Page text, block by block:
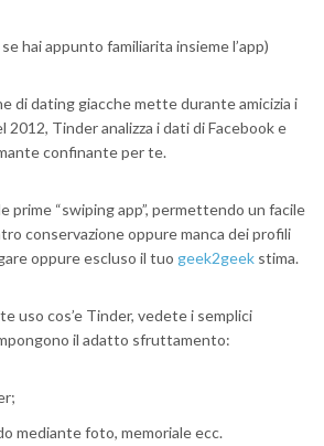
hai appunto familiarita insieme l’app)
di dating giacche mette durante amicizia i
Tinder analizza i dati di Facebook e
confinante per te.
prime “swiping app”, permettendo un facile
conservazione oppure manca dei profili
oppure escluso il tuo geek2geek stima.
uso cos’e Tinder, vedete i semplici
il adatto sfruttamento:
mediante foto, memoriale ecc.